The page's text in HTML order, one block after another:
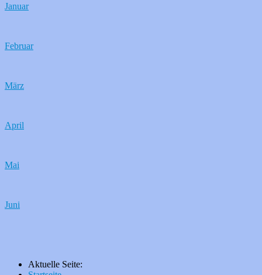
Januar
Februar
März
April
Mai
Juni
Aktuelle Seite: